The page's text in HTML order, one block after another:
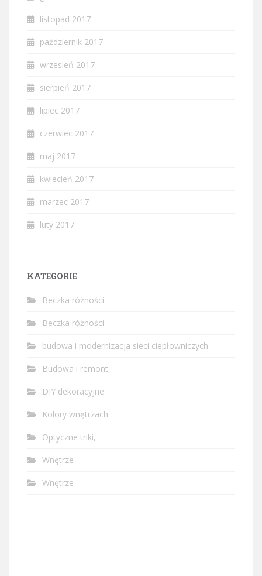
listopad 2017
październik 2017
wrzesień 2017
sierpień 2017
lipiec 2017
czerwiec 2017
maj 2017
kwiecień 2017
marzec 2017
luty 2017
KATEGORIE
Beczka różności
Beczka różności
budowa i modernizacja sieci ciepłowniczych
Budowa i remont
DIY dekoracyjne
Kolory wnętrzach
Optyczne triki,
Wnętrze
Wnętrze